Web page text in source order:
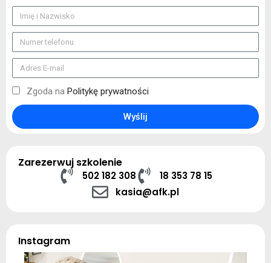
Zgoda na Politykę prywatności
Wyślij
Zarezerwuj szkolenie
502 182 308
18 353 78 15
kasia@afk.pl
Instagram